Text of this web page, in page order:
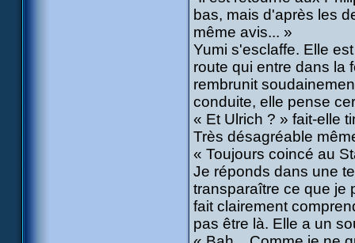
bas, mais d'après les
même avis... »
Yumi s'esclaffe. Elle
route qui entre dans la
rembrunit
conduite, elle pense
« Et Ulrich ? » fait-elle
Très désagréable
« Toujours coincé au
Je réponds dans une
transparaître ce que je
fait clairement
pas être là. Elle a un